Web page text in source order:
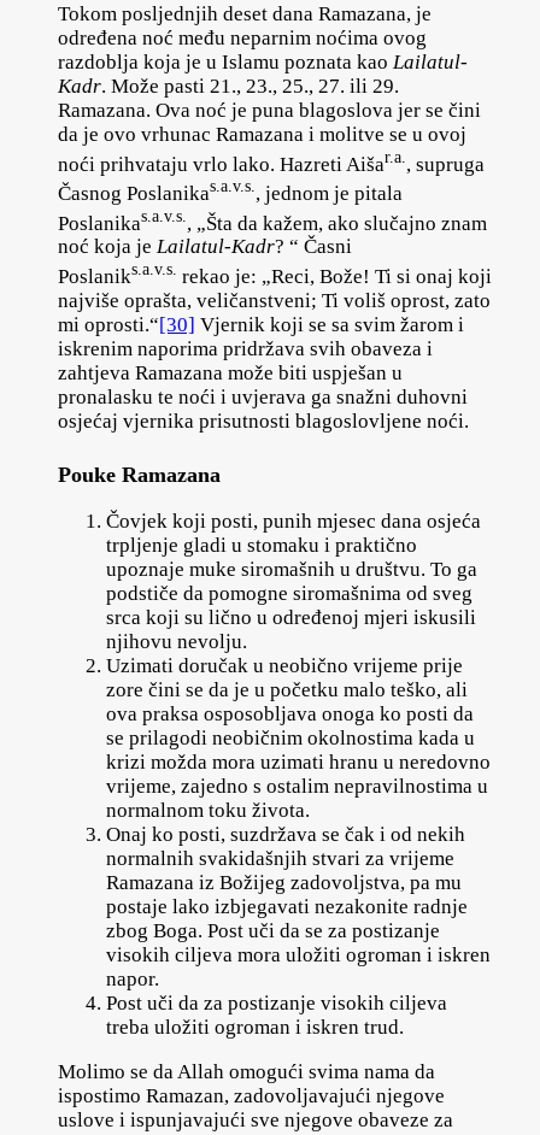
Tokom posljednjih deset dana Ramazana, je
određena noć među neparnim noćima ovog
razdoblja koja je u Islamu poznata kao Lailatul-
Kadr. Može pasti 21., 23., 25., 27. ili 29.
Ramazana. Ova noć je puna blagoslova jer se čini
da je ovo vrhunac Ramazana i molitve se u ovoj
noći prihvataju vrlo lako. Hazreti Aišar.a. , supruga
Časnog Poslanikas.a.v.s. , jednom je pitala
Poslanikas.a.v.s. , „Šta da kažem, ako slučajno znam
noć koja je Lailatul-Kadr? “ Časni
Poslaniks.a.v.s. rekao je: „Reci, Bože! Ti si onaj koji
najviše oprašta, veličanstveni; Ti voliš oprost, zato
mi oprosti.“[30] Vjernik koji se sa svim žarom i
iskrenim naporima pridržava svih obaveza i
zahtjeva Ramazana može biti uspješan u
pronalasku te noći i uvjerava ga snažni duhovni
osjećaj vjernika prisutnosti blagoslovljene noći.
Pouke Ramazana
Čovjek koji posti, punih mjesec dana osjeća
trpljenje gladi u stomaku i praktično
upoznaje muke siromašnih u društvu. To ga
podstiče da pomogne siromašnima od sveg
srca koji su lično u određenoj mjeri iskusili
njihovu nevolju.
Uzimati doručak u neobično vrijeme prije
zore čini se da je u početku malo teško, ali
ova praksa osposobljava onoga ko posti da
se prilagodi neobičnim okolnostima kada u
krizi možda mora uzimati hranu u neredovno
vrijeme, zajedno s ostalim nepravilnostima u
normalnom toku života.
Onaj ko posti, suzdržava se čak i od nekih
normalnih svakidašnjih stvari za vrijeme
Ramazana iz Božijeg zadovoljstva, pa mu
postaje lako izbjegavati nezakonite radnje
zbog Boga. Post uči da se za postizanje
visokih ciljeva mora uložiti ogroman i iskren
napor.
Post uči da za postizanje visokih ciljeva
treba uložiti ogroman i iskren trud.
Molimo se da Allah omogući svima nama da
ispostimo Ramazan, zadovoljavajući njegove
uslove i ispunjavajući sve njegove obaveze za